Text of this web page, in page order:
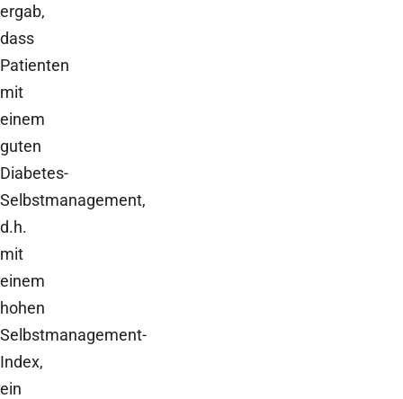
ergab,
dass
Patienten
mit
einem
guten
Diabetes-
Selbstmanagement,
d.h.
mit
einem
hohen
Selbstmanagement-
Index,
ein